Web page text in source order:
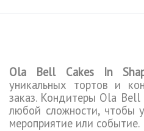
Ola Bell Cakes In
уникальных тортов и
заказ. Кондитеры Ola Bell
любой сложности, чтобы
мероприятие или событие.